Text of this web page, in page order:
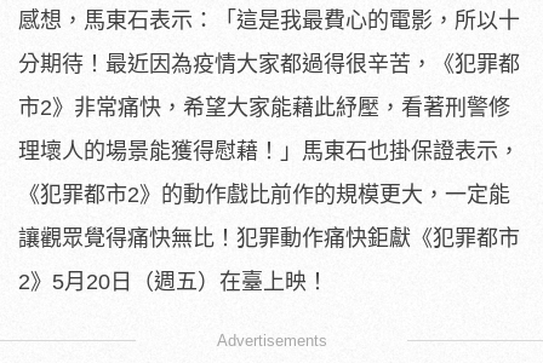
感想，馬東石表示：「 這是我最費心的電影，所以十
分期待！ 最近因為疫情大家都過得很辛苦，《犯罪都
市2》非常痛快， 希望大家能藉此紓壓，看著刑警修
理壞人的場景能獲得慰藉！」 馬東石也掛保證表示，
《犯罪都市2》的動作戲比前作的規模更大， 一定能
讓觀眾覺得痛快無比！犯罪動作痛快鉅獻《犯罪都市
2》5月 20日（週五）在臺上映！
Advertisements